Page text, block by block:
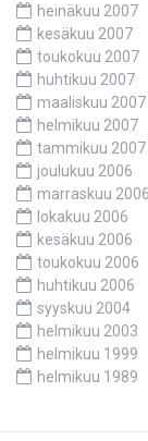
heinäkuu 2007
kesäkuu 2007
toukokuu 2007
huhtikuu 2007
maaliskuu 2007
helmikuu 2007
tammikuu 2007
joulukuu 2006
marraskuu 2006
lokakuu 2006
kesäkuu 2006
toukokuu 2006
huhtikuu 2006
syyskuu 2004
helmikuu 2003
helmikuu 1999
helmikuu 1989